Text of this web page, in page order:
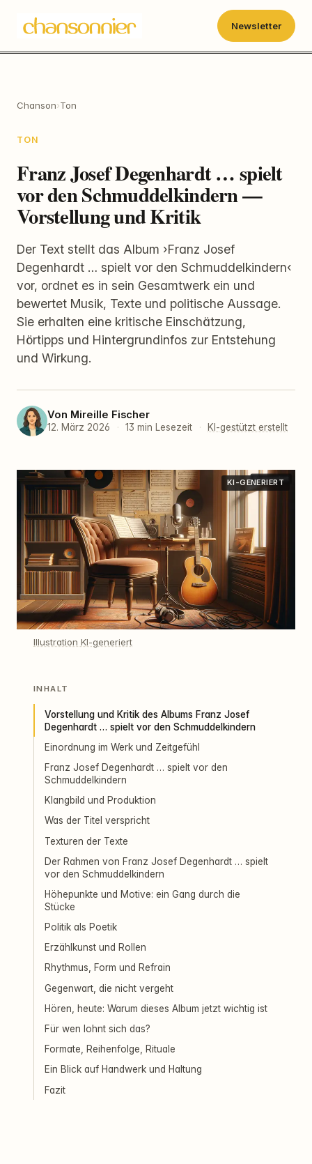
Newsletter
Chanson›Ton
TON
Franz Josef Degenhardt … spielt
vor den Schmuddelkindern —
Vorstellung und Kritik
Der Text stellt das Album ›Franz Josef
Degenhardt … spielt vor den Schmuddelkindern‹
vor, ordnet es in sein Gesamtwerk ein und
bewertet Musik, Texte und politische Aussage.
Sie erhalten eine kritische Einschätzung,
Hörtipps und Hintergrundinfos zur Entstehung
und Wirkung.
Von Mireille Fischer
12. März 2026 · 13 min Lesezeit · KI-gestützt erstellt
KI-GENERIERT
Illustration KI-generiert
INHALT
Vorstellung und Kritik des Albums Franz Josef
Degenhardt … spielt vor den Schmuddelkindern
Einordnung im Werk und Zeitgefühl
Franz Josef Degenhardt … spielt vor den
Schmuddelkindern
Klangbild und Produktion
Was der Titel verspricht
Texturen der Texte
Der Rahmen von Franz Josef Degenhardt … spielt
vor den Schmuddelkindern
Höhepunkte und Motive: ein Gang durch die
Stücke
Politik als Poetik
Erzählkunst und Rollen
Rhythmus, Form und Refrain
Gegenwart, die nicht vergeht
Hören, heute: Warum dieses Album jetzt wichtig ist
Für wen lohnt sich das?
Formate, Reihenfolge, Rituale
Ein Blick auf Handwerk und Haltung
Fazit